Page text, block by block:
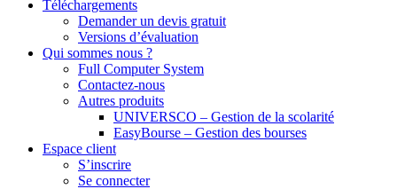
Téléchargements
Demander un devis gratuit
Versions d’évaluation
Qui sommes nous ?
Full Computer System
Contactez-nous
Autres produits
UNIVERSCO – Gestion de la scolarité
EasyBourse – Gestion des bourses
Espace client
S’inscrire
Se connecter